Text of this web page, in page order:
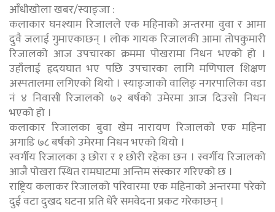
आँधीखोला खबर/स्याङ्जा :
कलाकार घनश्याम रिजालले एक महिनाको अन्तरमा वुवा र आमा
दुवै जलाई गुमाएकाछन् । लोक गायक रिजालकी आमा तोपकुमारी
रिजालको आज उपचारका क्रममा पोखरामा निधन भएको हो ।
उहाँलाई हृदयघात भए पछि उपचारका लागि मणिपाल शिक्षण
अस्पतालमा लगिएको थियो । स्याङ्जाको वालिङ् नगरपालिका वडा
नं ४ निवासी रिजालको ७२ बर्षको उमेरमा आज दिउसो निधन
भएको हो ।
कलाकार रिजालका बुवा खेम नारायण रिजालको एक महिना
अगाडि ७८ बर्षको उमेरमा निधन भएको थियो ।
स्वर्गीय रिजालका ३ छोरा र १ छोरी रहेका छन । स्वर्गीय रिजालको
आजै पोखरा स्थित रामघाटमा अन्तिम संस्कार गरिएको छ ।
राष्ट्रिय कलाकर रिजालको परिवारमा एक महिनाको अन्तरमा परेको
दुई वटा दुखद घटना प्रति धेरै समवेदना प्रकट गरेकाछन् ।